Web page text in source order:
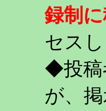
録制に
セス
◆投稿
が、